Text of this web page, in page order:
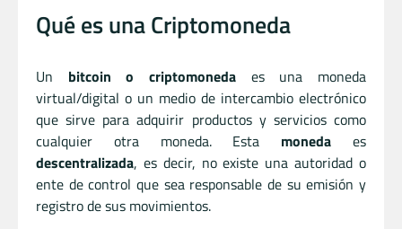
Qué es una Criptomoneda
Un bitcoin o criptomoneda es una moneda
virtual/digital o un medio de intercambio electrónico
que sirve para adquirir productos y servicios como
cualquier otra moneda. Esta moneda es
descentralizada, es decir, no existe una autoridad o
ente de control que sea responsable de su emisión y
registro de sus movimientos.